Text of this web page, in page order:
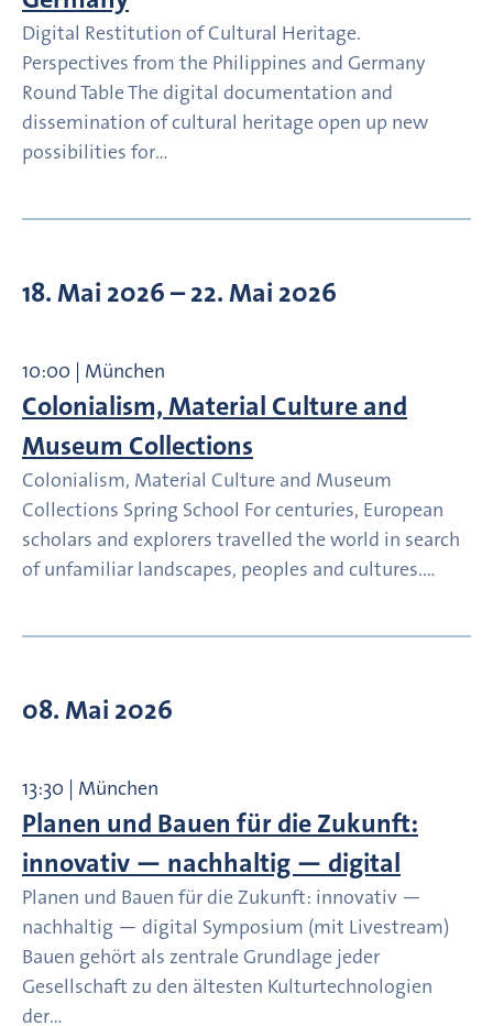
Digital Restitution of Cultural Heritage.
Perspectives from the Philippines and Germany
Round Table The digital documentation and
dissemination of cultural heritage open up new
possibilities for…
18. Mai 2026– 22. Mai 2026
10:00 | München
Colonialism, Material Culture and
Museum Collections
Colonialism, Material Culture and Museum
Collections Spring School For centuries, European
scholars and explorers travelled the world in search
of unfamiliar landscapes, peoples and cultures.…
08. Mai 2026
13:30 | München
Planen und Bauen für die Zukunft:
innovativ — nachhaltig — digital
Planen und Bauen für die Zukunft: innovativ —
nachhaltig — digital Symposium (mit Livestream)
Bauen gehört als zentrale Grundlage jeder
Gesellschaft zu den ältesten Kulturtechnologien
der…